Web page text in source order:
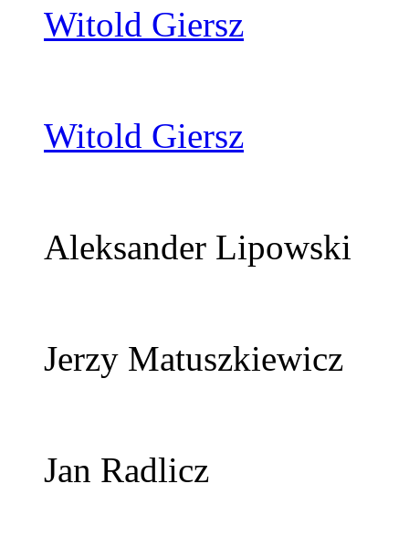
Witold Giersz
Witold Giersz
Aleksander Lipowski
Jerzy Matuszkiewicz
Jan Radlicz